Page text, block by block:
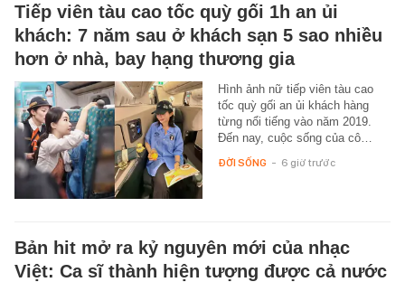
Tiếp viên tàu cao tốc quỳ gối 1h an ủi
khách: 7 năm sau ở khách sạn 5 sao nhiều
hơn ở nhà, bay hạng thương gia
Hình ảnh nữ tiếp viên tàu cao
tốc quỳ gối an ủi khách hàng
từng nổi tiếng vào năm 2019.
Đến nay, cuộc sống của cô…
ĐỜI SỐNG - 6 giờ trước
Bản hit mở ra kỷ nguyên mới của nhạc
Việt: Ca sĩ thành hiện tượng được cả nước